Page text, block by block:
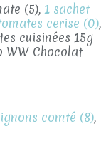
(5), 1 sachet
cerise (0),
cuisinées 15g
WW Chocolat
comté (8),